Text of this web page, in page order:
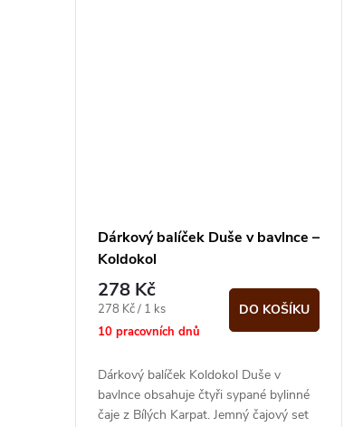
Dárkový balíček Duše v bavlnce –
Koldokol
278 Kč
Měrná
cena:
278 Kč / 1 ks
10 pracovních dnů
DO KOŠÍKU
Dárkový balíček Koldokol Duše v
bavlnce obsahuje čtyři sypané bylinné
čaje z Bílých Karpat. Jemný čajový set